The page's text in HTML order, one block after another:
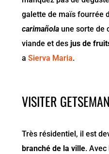
galette de maïs fourrée
carimañolaune sorte de
viande et des jus de
a Sierva Maria.
VISITER
Très résidentiel, il est
branché de la ville. Avec